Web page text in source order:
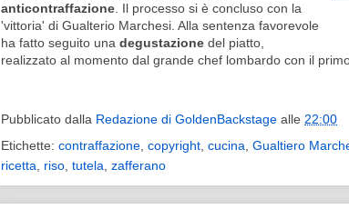
anticontraffazione. Il processo si è concluso con la
'vittoria' di Gualterio Marchesi. Alla sentenza favorevole
ha fatto seguito una degustazione del piatto,
realizzato al momento dal grande chef lombardo con il
Pubblicato dalla Redazione di GoldenBackstage alle 22:00
Etichette: contraffazione, copyright, cucina, Gualtiero
ricetta, riso, tutela, zafferano